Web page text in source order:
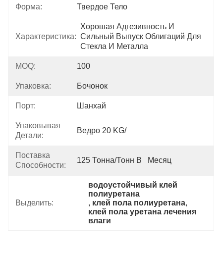
Форма: Твердое Тело
Характеристика:
Хорошая Адгезивность И
Сильный Выпуск Облигаций Для
Стекла И Металла
MOQ: 100
Упаковка: Бочонок
Порт: Шанхай
Упаковывая
Детали:
Ведро 20 KG/
Поставка
Способности:
125 Тонна/тонн В   Месяц
Выделить:
водоустойчивый клей
полиуретана
, клей пола полиуретана,
клей пола уретана лечения
влаги